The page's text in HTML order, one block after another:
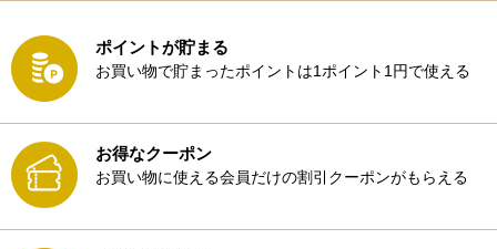
ポイントが貯まる
お買い物で貯まったポイントは1ポイント1円で使える
お得なクーポン
お買い物に使える会員だけの割引クーポンがもらえる